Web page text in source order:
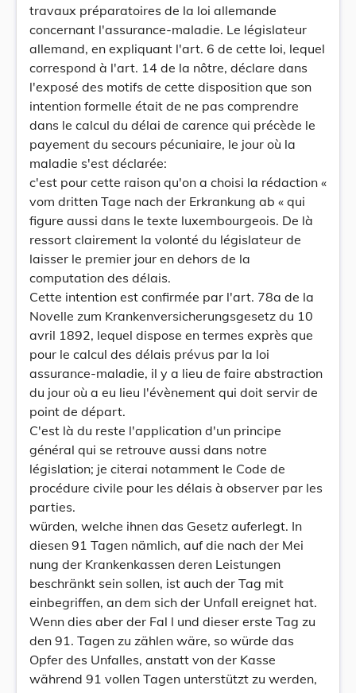
travaux préparatoires de la loi allemande
concernant l'assurance-maladie. Le législateur
allemand, en expliquant l'art. 6 de cette loi, lequel
correspond à l'art. 14 de la nôtre, déclare dans
l'exposé des motifs de cette disposition que son
intention formelle était de ne pas comprendre
dans le calcul du délai de carence qui précède le
payement du secours pécuniaire, le jour où la
maladie s'est déclarée:
c'est pour cette raison qu'on a choisi la rédaction «
vom dritten Tage nach der Erkrankung ab « qui
figure aussi dans le texte luxembourgeois. De là
ressort clairement la volonté du législateur de
laisser le premier jour en dehors de la
computation des délais.
Cette intention est confirmée par l'art. 78a de la
Novelle zum Krankenversicherungsgesetz du 10
avril 1892, lequel dispose en termes exprès que
pour le calcul des délais prévus par la loi
assurance-maladie, il y a lieu de faire abstraction
du jour où a eu lieu l'évènement qui doit servir de
point de départ.
C'est là du reste l'application d'un principe
général qui se retrouve aussi dans notre
législation; je citerai notamment le Code de
procédure civile pour les délais à observer par les
parties.
würden, welche ihnen das Gesetz auferlegt. In
diesen 91 Tagen nämlich, auf die nach der Mei
nung der Krankenkassen deren Leistungen
beschränkt sein sollen, ist auch der Tag mit
einbegriffen, an dem sich der Unfall ereignet hat.
Wenn dies aber der Fal l und dieser erste Tag zu
den 91. Tagen zu zählen wäre, so würde das
Opfer des Unfalles, anstatt von der Kasse
während 91 vollen Tagen unterstützt zu werden,